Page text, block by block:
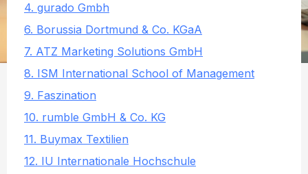
4. gurado Gmbh
6. Borussia Dortmund & Co. KGaA
7. ATZ Marketing Solutions GmbH
8. ISM International School of Management
9. Faszination
10. rumble GmbH & Co. KG
11. Buymax Textilien
12. IU Internationale Hochschule